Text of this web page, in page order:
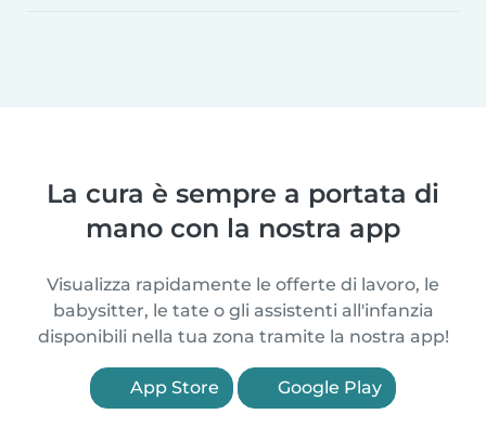
La cura è sempre a portata di
mano con la nostra app
Visualizza rapidamente le offerte di lavoro, le
babysitter, le tate o gli assistenti all'infanzia
disponibili nella tua zona tramite la nostra app!
App Store Google Play